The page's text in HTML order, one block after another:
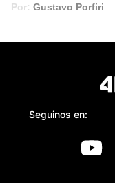
Por: Gustavo Porfiri
Seguinos en: